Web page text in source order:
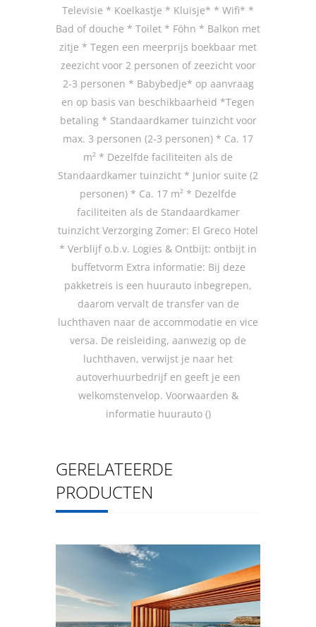
Televisie * Koelkastje * Kluisje* * Wifi* *
Bad of douche * Toilet * Föhn * Balkon met
zitje * Tegen een meerprijs boekbaar met
zeezicht voor 2 personen of zeezicht voor
2-3 personen * Babybedje* op aanvraag
en op basis van beschikbaarheid *Tegen
betaling * Standaardkamer tuinzicht voor
max. 3 personen (2-3 personen) * Ca. 17
m² * Dezelfde faciliteiten als de
Standaardkamer tuinzicht * Junior suite (2
personen) * Ca. 17 m² * Dezelfde
faciliteiten als de Standaardkamer
tuinzicht Verzorging Zomer: El Greco Hotel
* Verblijf o.b.v. Logies & Ontbijt: ontbijt in
buffetvorm Extra informatie: Bij deze
pakketreis is een huurauto inbegrepen,
daarom vervalt de transfer van de
luchthaven naar de accommodatie en vice
versa. De reisleiding, aanwezig op de
luchthaven, verwijst je naar het
autoverhuurbedrijf en geeft je een
welkomstenvelop. Voorwaarden &
informatie huurauto ()
GERELATEERDE
PRODUCTEN